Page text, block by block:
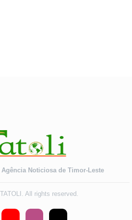
Agência Noticiosa de Timor-Leste
All rights reserved.